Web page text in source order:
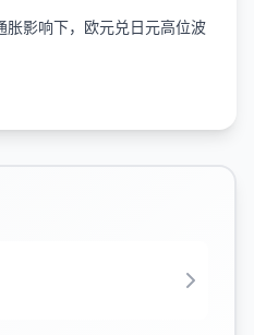
胀影响下，欧元兑日元高位波